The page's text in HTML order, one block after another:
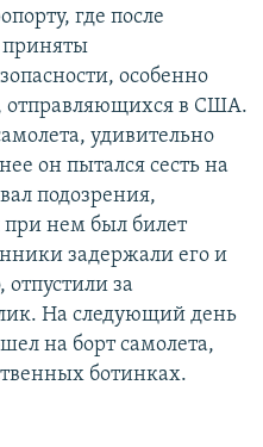
где после
приняты
особенно
отправляющихся в США.
удивительно
он пытался сесть на
подозрения,
при нем был билет
задержали его и
отпустили за
На следующий день
на борт самолета,
ботинках.